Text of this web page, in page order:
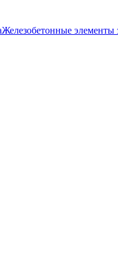
Железобетонные